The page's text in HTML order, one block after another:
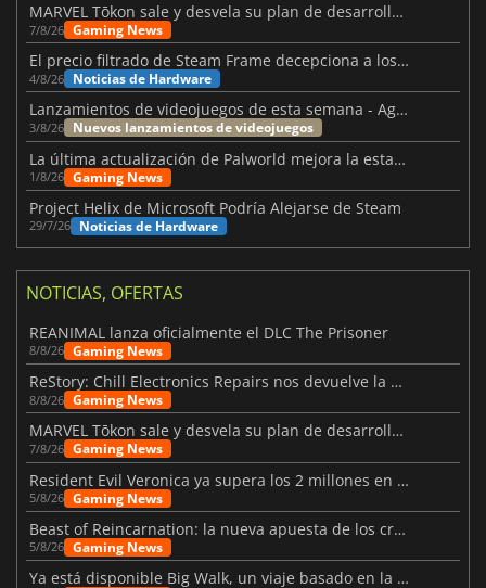
MARVEL Tōkon sale y desvela su plan de desarrollo para el primer año
7/8/26 Gaming News
El precio filtrado de Steam Frame decepciona a los usuarios
4/8/26 Noticias de Hardware
Lanzamientos de videojuegos de esta semana - Agosto de 2026 (semana 32)
3/8/26 Nuevos lanzamientos de videojuegos
La última actualización de Palworld mejora la estabilidad
1/8/26 Gaming News
Project Helix de Microsoft Podría Alejarse de Steam
29/7/26 Noticias de Hardware
NOTICIAS, OFERTAS
REANIMAL lanza oficialmente el DLC The Prisoner
8/8/26 Gaming News
ReStory: Chill Electronics Repairs nos devuelve la nostalgia de los 2000
8/8/26 Gaming News
MARVEL Tōkon sale y desvela su plan de desarrollo para el primer año
7/8/26 Gaming News
Resident Evil Veronica ya supera los 2 millones en listas de deseados
5/8/26 Gaming News
Beast of Reincarnation: la nueva apuesta de los creadores de Pokémon
5/8/26 Gaming News
Ya está disponible Big Walk, un viaje basado en la amistad